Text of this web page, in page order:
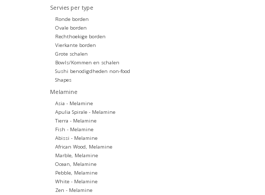
Servies per type
Ronde borden
Ovale borden
Rechthoekige borden
Vierkante borden
Grote schalen
Bowls/Kommen en schalen
Sushi benodigdheden non-food
Shapes
Melamine
Asia - Melamine
Apulia Spirale - Melamine
Tierra - Melamine
Fish - Melamine
Abissi - Melamine
African Wood, Melamine
Marble, Melamine
Ocean, Melamine
Pebble, Melamine
White - Melamine
Zen - Melamine